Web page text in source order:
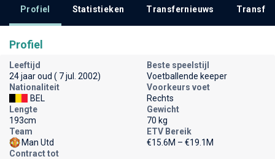
Profiel Statistieken Transfernieuws
Profiel
Leeftijd
24 jaar oud ( 7 jul. 2002)
Beste speelstijl
Voetballende keeper
Nationaliteit
BEL
Voorkeurs voet
Rechts
Lengte
193cm
Gewicht
70 kg
Team
Man Utd
ETV Bereik
€15.6M – €19.1M
Contract tot